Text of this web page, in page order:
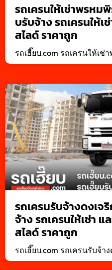
รถเครนให้เช่าพรหม
บรับจ้าง รถเครนให้เ
สไลด์ ราคาถูก
รถเฮี๊ยบ.com รถเครนให้เ
รถเครนรับจ้างดงเจ
จ้าง รถเครนให้เช่า
สไลด์ ราคาถูก
รถเฮี๊ยบ.com รถเครนรับจ้า